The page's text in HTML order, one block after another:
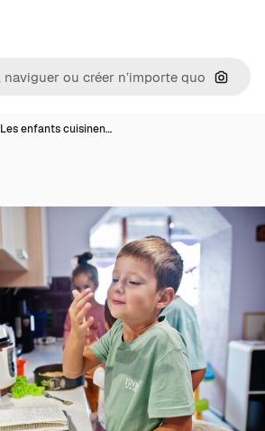
Les enfants cuisinen…